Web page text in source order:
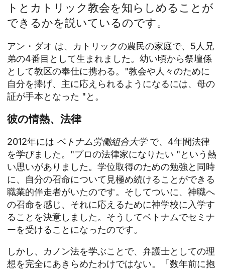
トとカトリック教会を知らしめることが
できるかを説いているのです。
アン・ダオ は、カトリックの農民の家庭で、5人兄
弟の4番目として生まれました。幼い頃から祭壇係
として教区の奉仕に携わる。"教会や人々のために
自分を捧げ、主に応えられるようになるには、母の
証が手本となった "と。
彼の情熱、法律
2012年には ベトナム労働組合大学で、4年間法律
を学びました。"プロの法律家になりたい "という熱
い思いがありました。学位取得のための勉強と同時
に、自分の召命について見極め続けることができる
職業的伴走者がいたのです。そしてついに、神職へ
の召命を感じ、それに応えるために神学校に入学す
ることを決意しました。そうしてベトナムでセミナ
ーを受けることになったのです。
しかし、カノン法を学ぶことで、弁護士としての理
想を完全にあきらめたわけではない。「数年前に抱